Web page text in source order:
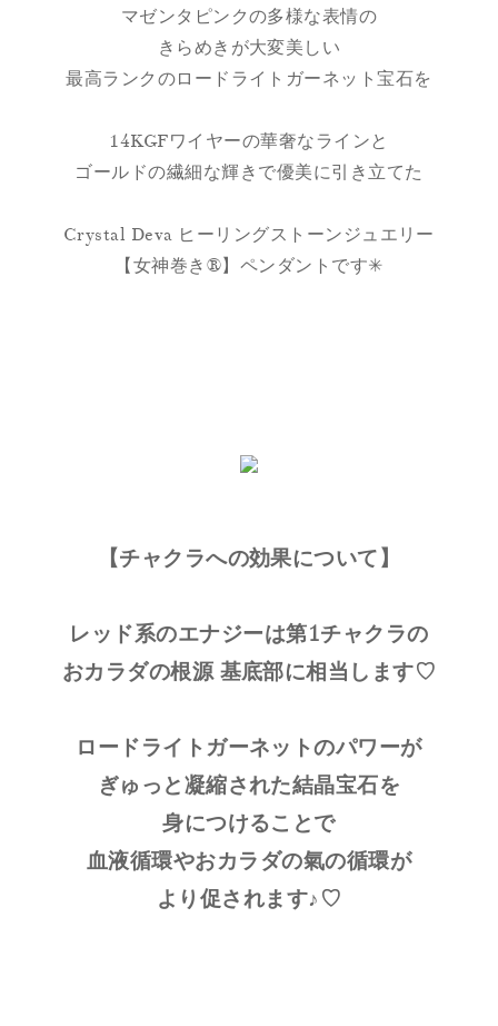
マゼンタピンクの多様な表情の
きらめきが大変美しい
最高ランクのロードライトガーネット宝石を
14KGFワイヤーの華奢なラインと
ゴールドの繊細な輝きで優美に引き立てた
Crystal Deva ヒーリングストーンジュエリー
【女神巻き®】ペンダントです✳︎
【チャクラへの効果について】
レッド系のエナジーは第1チャクラの
おカラダの根源 基底部に相当します♡
ロードライトガーネットのパワーが
ぎゅっと凝縮された結晶宝石を
身につけることで
血液循環やおカラダの氣の循環が
より促されます♪♡